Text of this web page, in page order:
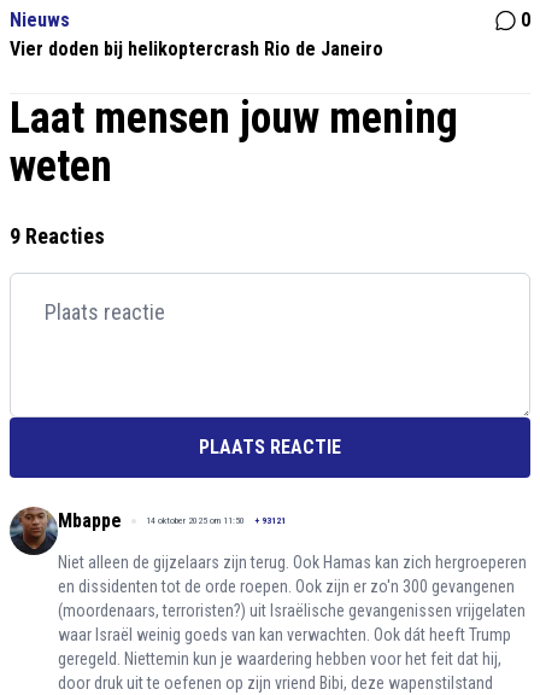
Nieuws
0
Vier doden bij helikoptercrash Rio de Janeiro
Laat mensen jouw mening
weten
9 Reacties
PLAATS REACTIE
Mbappe 14 oktober 2025 om 11:50 + 93121
Niet alleen de gijzelaars zijn terug. Ook Hamas kan zich hergroeperen
en dissidenten tot de orde roepen. Ook zijn er zo'n 300 gevangenen
(moordenaars, terroristen?) uit Israëlische gevangenissen vrijgelaten
waar Israël weinig goeds van kan verwachten. Ook dát heeft Trump
geregeld. Niettemin kun je waardering hebben voor het feit dat hij,
door druk uit te oefenen op zijn vriend Bibi, deze wapenstilstand